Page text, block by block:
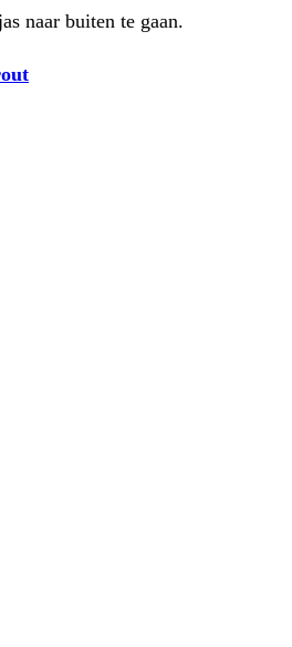
naar buiten te gaan.